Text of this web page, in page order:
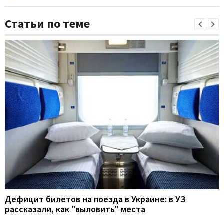
Статьи по теме
Дефицит билетов на поезда в Украине: в УЗ
рассказали, как "выловить" места